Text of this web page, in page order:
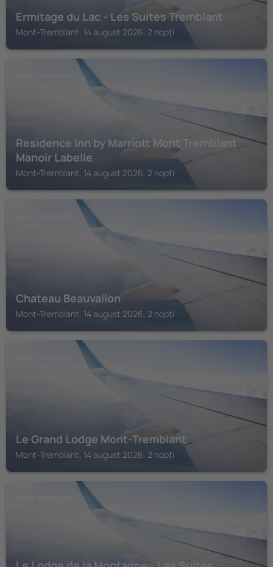
Ermitage du Lac - Les Suites Tremblant
Mont-Tremblant, 14 august 2026, 2 nopți
Residence Inn by Marriott Mont Tremblant
Manoir Labelle
Mont-Tremblant, 14 august 2026, 2 nopți
Chateau Beauvallon
Mont-Tremblant, 14 august 2026, 2 nopți
Le Grand Lodge Mont-Tremblant
Mont-Tremblant, 14 august 2026, 2 nopți